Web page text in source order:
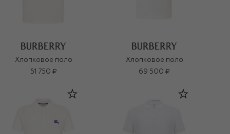
Хлопковое поло
51 750 ₽
Хлопковое поло
69 500 ₽